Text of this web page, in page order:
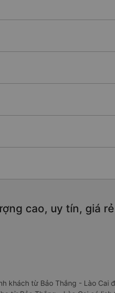
cao, uy tín, giá
khách từ Bảo Thắng - Lào Cai